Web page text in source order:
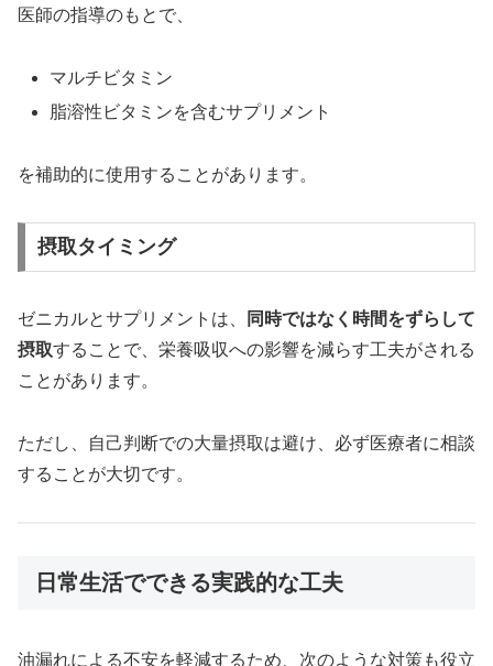
医師の指導のもとで、
マルチビタミン
脂溶性ビタミンを含むサプリメント
を補助的に使用することがあります。
摂取タイミング
ゼニカルとサプリメントは、
同時ではなく時間をずらして
摂取することで、栄養吸収への影響を減らす工夫がされる
ことがあります。
ただし、自己判断での大量摂取は避け、必ず医療者に相談
することが大切です。
日常生活でできる実践的な工夫
油漏れによる不安を軽減するため、次のような対策も役立